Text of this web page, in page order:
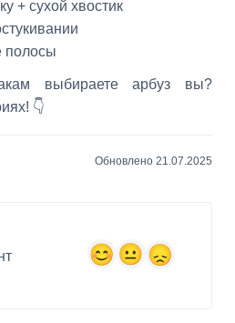
+ сухой хвостик
полосы
выбираете арбуз вы?
👇
Обновлено 21.07.2025